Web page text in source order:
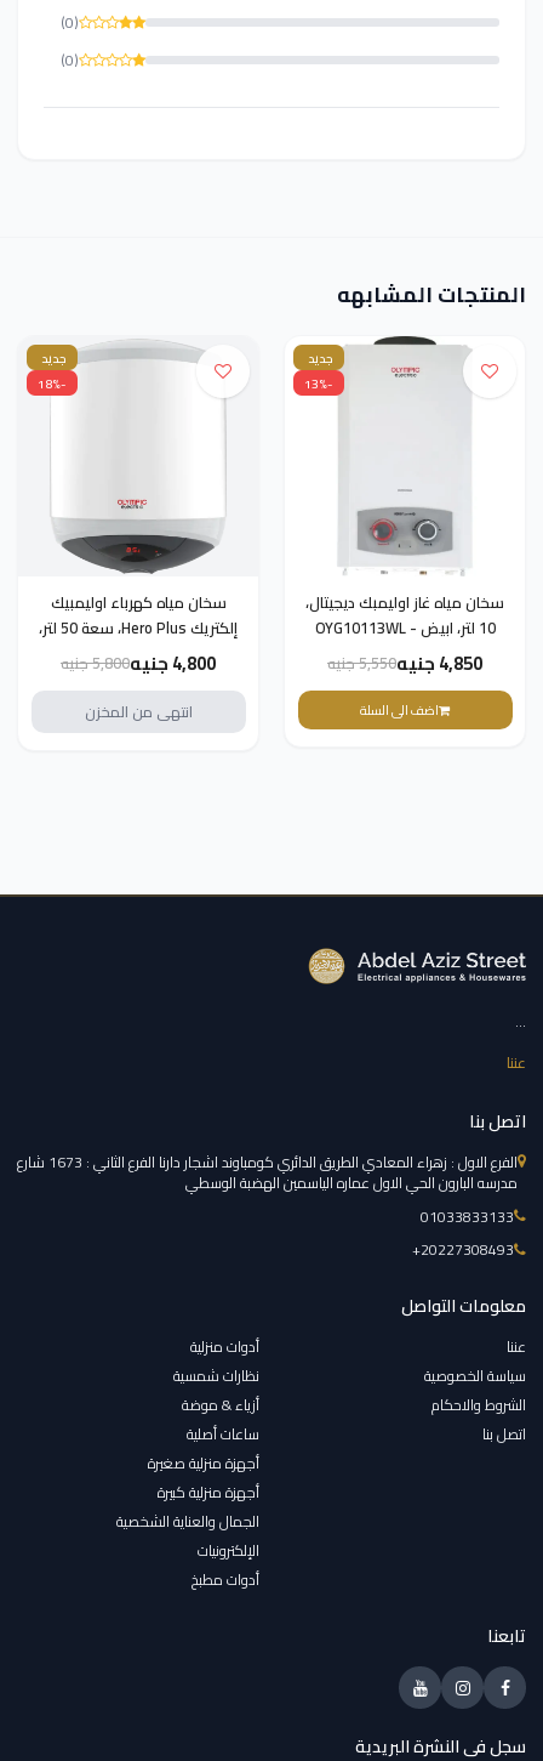
(0)
(0)
المنتجات المشابهه
جديد
-13%
سخان مياه غاز اوليمبك ديجيتال،
10 لتر، ابيض - OYG10113WL
4,850 جنيه 5,550 جنيه
اضف الى السلة
جديد
-18%
سخان مياه كهرباء اوليمبيك
إلكتريك Hero Plus، سعة 50 لتر،
أبيض - OYE05021WN
4,800 جنيه
5,800 جنيه
انتهى من المخزن
...
عننا
اتصل بنا
الفرع الاول : زهراء المعادي الطريق الدائري كومباوند اشجار دارنا الفرع الثاني : 1673 شارع
مدرسه البارون الحي الاول عماره الياسمين الهضبة الوسطي
01033833133
‎+20227308493
معلومات التواصل
عننا
سياسة الخصوصية
الشروط والاحكام
اتصل بنا
أدوات منزلية
نظارات شمسية
أزياء & موضة
ساعات أصلية
أجهزة منزلية صغيرة
أجهزة منزلية كبيرة
الجمال والعناية الشخصية
الإلكترونيات
أدوات مطبخ
تابعنا
سجل فى النشرة البريدية